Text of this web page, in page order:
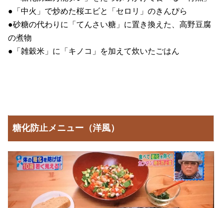
●「中火」で炒めた桜エビと「セロリ」のきんぴら
●砂糖の代わりに「てんさい糖」に置き換えた、高野豆腐
の煮物
●「雑穀米」に「キノコ」を加えて炊いたごはん
糖化防止メニュー（洋風）